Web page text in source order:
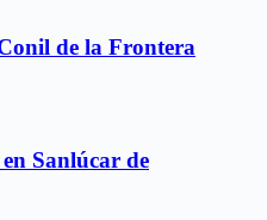
de la Frontera
Sanlúcar de